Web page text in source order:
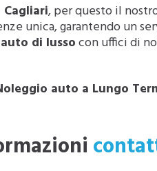
, per questo il
unica, garantendo un
di lussocon uffici di
auto a Lungo